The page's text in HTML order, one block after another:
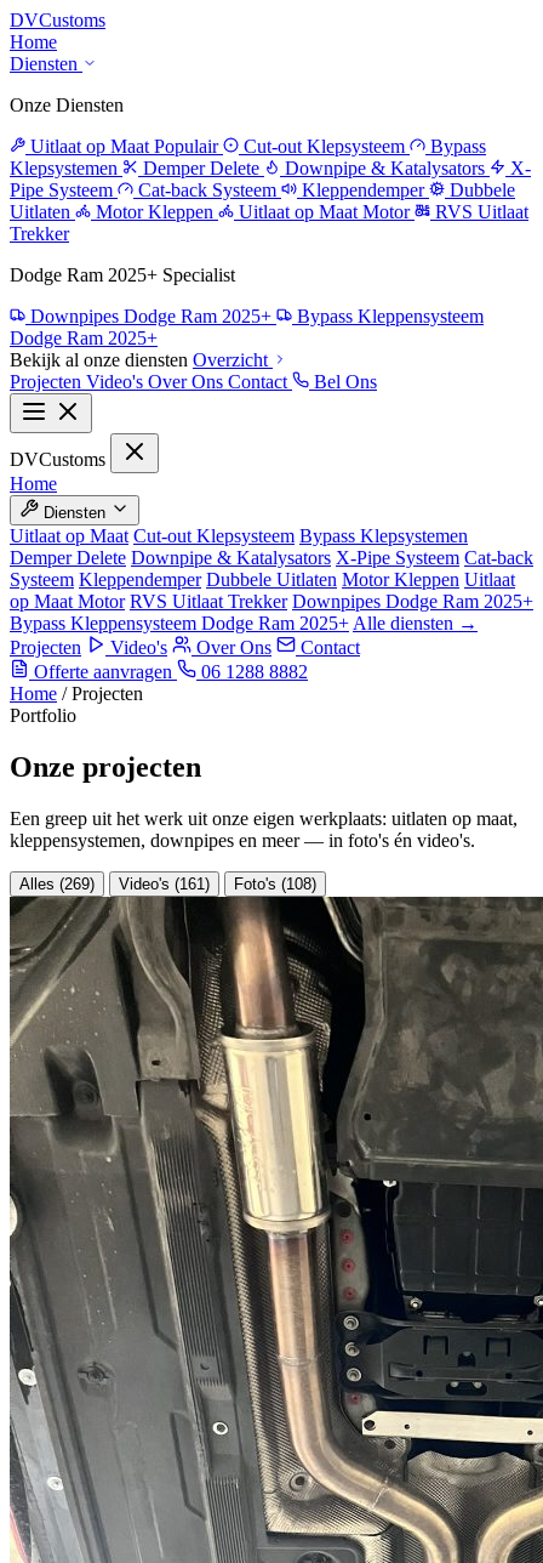
DVCustoms
Home
Diensten
Onze Diensten
Uitlaat op Maat Populair Cut-out Klepsysteem
Bypass
Klepsystemen
Demper Delete Downpipe & Katalysators
X-
Pipe Systeem
Cat-back Systeem Kleppendemper
Dubbele
Uitlaten
Motor Kleppen Uitlaat op Maat Motor
RVS Uitlaat
Trekker
Dodge Ram 2025+ Specialist
Downpipes Dodge Ram 2025+
Bypass Kleppensysteem
Dodge Ram 2025+
Bekijk al onze diensten Overzicht
Projecten Video's Over Ons Contact Bel Ons
DVCustoms
Home
Diensten
Uitlaat op Maat Cut-out Klepsysteem Bypass Klepsystemen
Demper Delete Downpipe & Katalysators X-Pipe Systeem Cat-back
Systeem Kleppendemper Dubbele Uitlaten Motor Kleppen Uitlaat
op Maat Motor RVS Uitlaat Trekker Downpipes Dodge Ram 2025+
Bypass Kleppensysteem Dodge Ram 2025+ Alle diensten →
Projecten
Video's Over Ons
Contact
Offerte aanvragen
06 1288 8882
Home / Projecten
Portfolio
Onze projecten
Een greep uit het werk uit onze eigen werkplaats: uitlaten op maat,
kleppensystemen, downpipes en meer — in foto's én video's.
Alles (269) Video's (161) Foto's (108)